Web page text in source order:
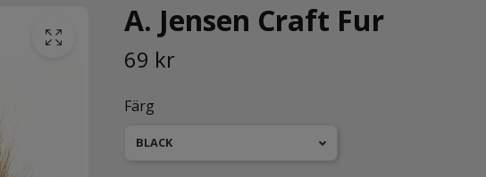
A. Jensen Craft Fur
69 kr
Färg
BLACK